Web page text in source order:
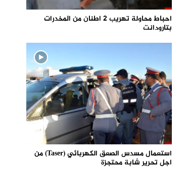
احباط محاولة تهريب 2 اطنان من المخدرات
بتارودانت
استعمال مسدس الصعق الكهربائي (Taser) من
اجل تحرير شابة محتجزة